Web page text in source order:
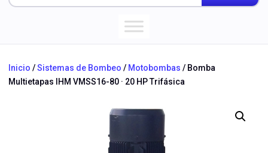
Inicio /Sistemas de Bombeo / Motobombas / Bomba
Multietapas IHM VMSS16-80 · 20 HP Trifásica